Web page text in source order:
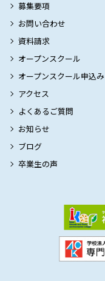
募集要項
お問い合わせ
資料請求
オープンスクール
オープンスクール申込み
アクセス
よくあるご質問
お知らせ
ブログ
卒業生の声